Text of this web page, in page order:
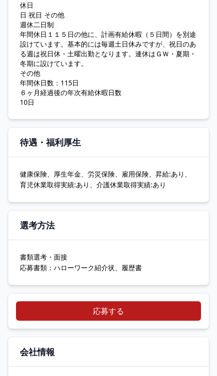
休日
日 祝日 その他
週休二日制
年間休日１１５日の他に、計画有給休暇（５日間）を別途
設けています。基本的には毎週土日休みですが、祝日のあ
る週は祝日休・土曜出勤となります。連休はＧＷ・夏期・
冬期に設けています。
その他
年間休日数：115日
６ヶ月経過後の年次有給休暇日数
10日
待遇・福利厚生
健康保険、厚生年金、労災保険、雇用保険、昇給:あり、
育児休業取得実績:あり、介護休業取得実績:あり
選考方法
書類選考・面接
応募書類：ハローワーク紹介状、履歴書
応募する
会社情報